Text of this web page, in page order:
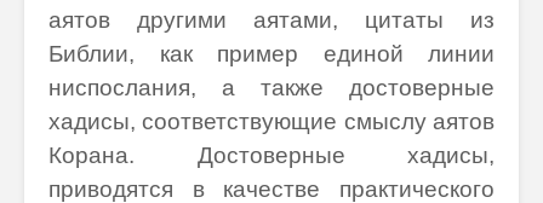
аятов другими аятами, цитаты из
Библии, как пример единой линии
ниспослания, а также достоверные
хадисы, соответствующие смыслу аятов
Корана. Достоверные хадисы,
приводятся в качестве практического